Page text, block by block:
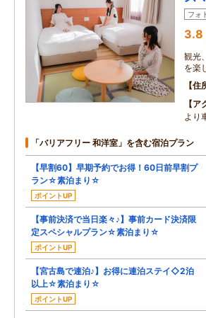
フォ
3.8
観光
を楽
住
ア
より
「バリアフリー 和洋室」を含む宿泊プラン
【早割60】早期予約でお得！60日前早割プ
ラン☆素泊まり☆
ポイントUP
【事前決済で当日楽々♪】事前カード決済限
定スペシャルプラン☆素泊まり☆
ポイントUP
【宮古島で連泊♪】お得に連泊ステイ◇2泊
以上☆素泊まり☆
ポイントUP